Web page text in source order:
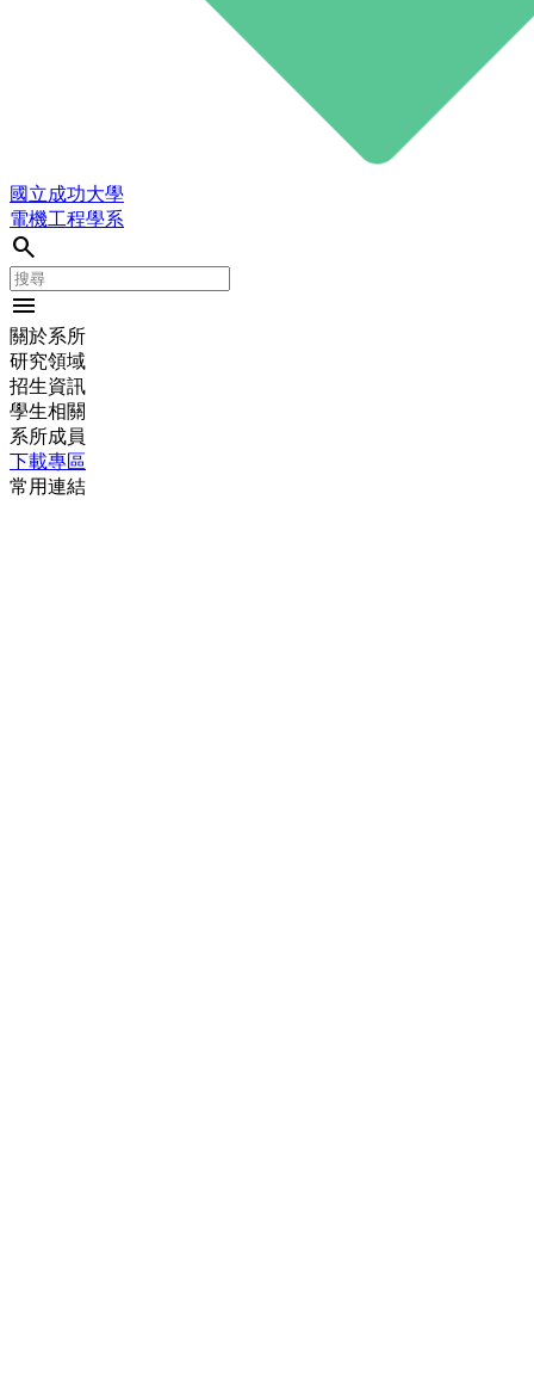
國立成功大學
電機工程學系
search
menu
關於系所
研究領域
招生資訊
學生相關
系所成員
下載專區
常用連結